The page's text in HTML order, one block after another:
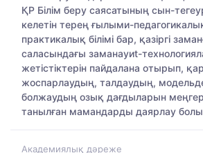
ҚР Білім беру саясатының сын-
келетін терең ғылыми-
практикалық білімі бар, қазіргі
саласындағы заманауиt-
жетістіктерін пайдалана отырып,
жоспарлаудың, талдаудың,
болжаудың озық дағдыларын
танылған мамандарды даярлау
Академиялық дәреже